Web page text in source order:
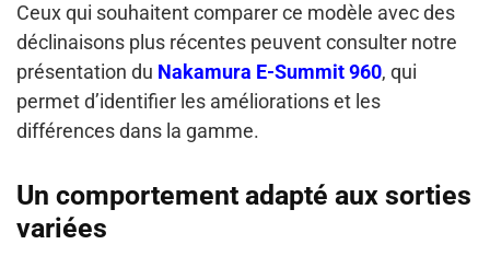
Ceux qui souhaitent comparer ce modèle avec des
déclinaisons plus récentes peuvent consulter notre
présentation du Nakamura E-Summit 960, qui
permet d’identifier les améliorations et les
différences dans la gamme.
Un comportement adapté aux sorties
variées